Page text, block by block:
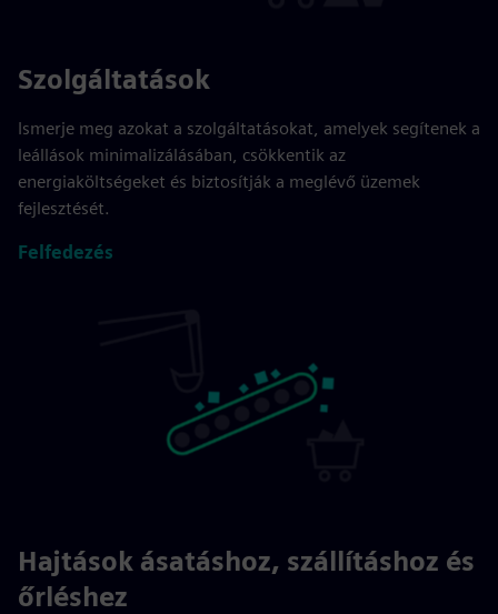
Szolgáltatások
Ismerje meg azokat a szolgáltatásokat, amelyek segítenek a
leállások minimalizálásában, csökkentik az
energiaköltségeket és biztosítják a meglévő üzemek
fejlesztését.
Felfedezés
Hajtások ásatáshoz, szállításhoz és
őrléshez